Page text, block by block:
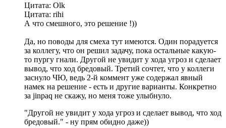
Цитата: Olk
Цитата: rihi
А что смешного, это решение !))
Да, но поводы для смеха тут имеются. Один порадуется
за коллегу, что он решил задачу, пока остальные какую-
то пургу гнали. Другой не увидит у хода угроз и сделает
вывод, что ход бредовый. Третий сочтет, что у коллеги
заснуло ЧЮ, ведь 2-й коммент уже содержал явный
намек на решение - есть и другие варианты. Конкретно
за jinpaq не скажу, но меня тоже улыбнуло.
"Другой не увидит у хода угроз и сделает вывод, что ход
бредовый." - ну прям обидно даже))